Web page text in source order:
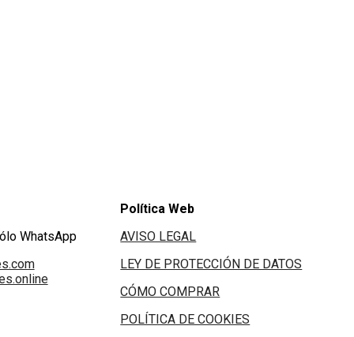
WhatsApp
Política Web
AVISO LEGAL
LEY DE PROTECCIÓN DE DATOS
CÓMO COMPRAR
POLÍTICA DE COOKIES